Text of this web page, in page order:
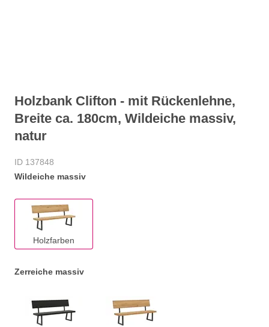
Holzbank Clifton - mit Rückenlehne,
Breite ca. 180cm, Wildeiche massiv,
natur
ID 137848
Wildeiche massiv
Holzfarben
Zerreiche massiv